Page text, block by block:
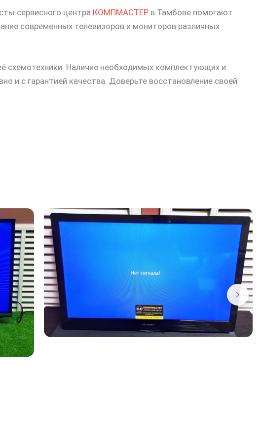
сервисного центра КОМПМАСТЕР в Тамбове помогают
современных телевизоров и мониторов различных
Наличие необходимых комплектующих и
и с гарантией качества. Доверьте восстановление своей